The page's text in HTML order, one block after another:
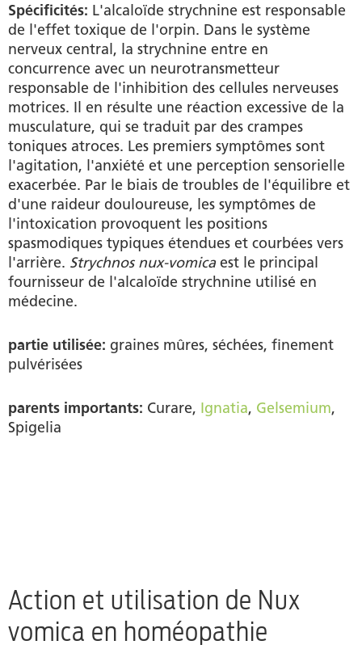
Spécificités: L'alcaloïde strychnine est responsable
de l'effet toxique de l'orpin. Dans le système
nerveux central, la strychnine entre en
concurrence avec un neurotransmetteur
responsable de l'inhibition des cellules nerveuses
motrices. Il en résulte une réaction excessive de la
musculature, qui se traduit par des crampes
toniques atroces. Les premiers symptômes sont
l'agitation, l'anxiété et une perception sensorielle
exacerbée. Par le biais de troubles de l'équilibre et
d'une raideur douloureuse, les symptômes de
l'intoxication provoquent les positions
spasmodiques typiques étendues et courbées vers
l'arrière. Strychnos nux-vomica est le principal
fournisseur de l'alcaloïde strychnine utilisé en
médecine.
partie utilisée: graines mûres, séchées, finement
pulvérisées
parents importants: Curare, Ignatia, Gelsemium,
Spigelia
Action et utilisation de Nux
vomica en homéopathie